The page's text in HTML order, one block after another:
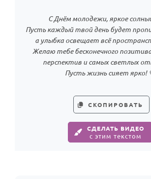
Детям
Все родственники
ПЕРСОНАЛЬНЫЕ
С Днём молодежи, яркое
Пусть каждый твой день будет
а улыбка освещает всё
Желаю тебе бесконечного
перспектив и самых светлых
Пусть жизнь сияет ярко!
СКОПИРОВАТЬ
СДЕЛАТЬ ВИДЕО
с этим текстом